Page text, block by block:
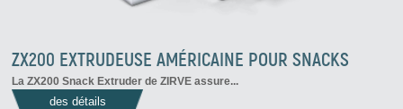
ZX200 EXTRUDEUSE AMÉRICAINE POUR SNACKS
LaZX200 Snack Extruder de ZIRVE assure...
des détails